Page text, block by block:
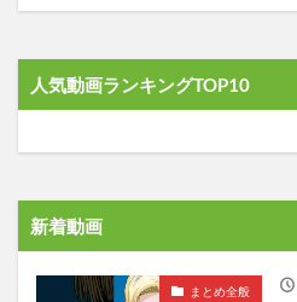
人気動画ランキングTOP10
新着動画
まとめ全般